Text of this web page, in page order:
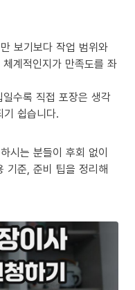
보기보다 작업 범위와
계적인지가 만족도를 좌
수록 직접 포장은 생각
쉽습니다.
시는 분들이 후회 없이
기준, 준비 팁을 정리해